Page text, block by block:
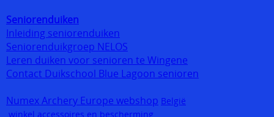
Seniorenduiken
Inleiding seniorenduiken
Seniorenduikgroep NELOS
Leren duiken voor senioren te Wingene
Contact Duikschool Blue Lagoon senioren
Numex Archery Europe webshop België
winkel accessoires en bescherming